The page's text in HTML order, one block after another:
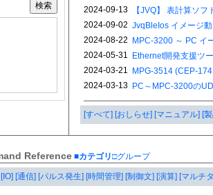
[すべて] [おしらせ] [マニュアル] [
Reference ■カテゴリ□グループ
[IO] [通信] [パルス発生] [時間管理] [制御文] [演算] [マルチ